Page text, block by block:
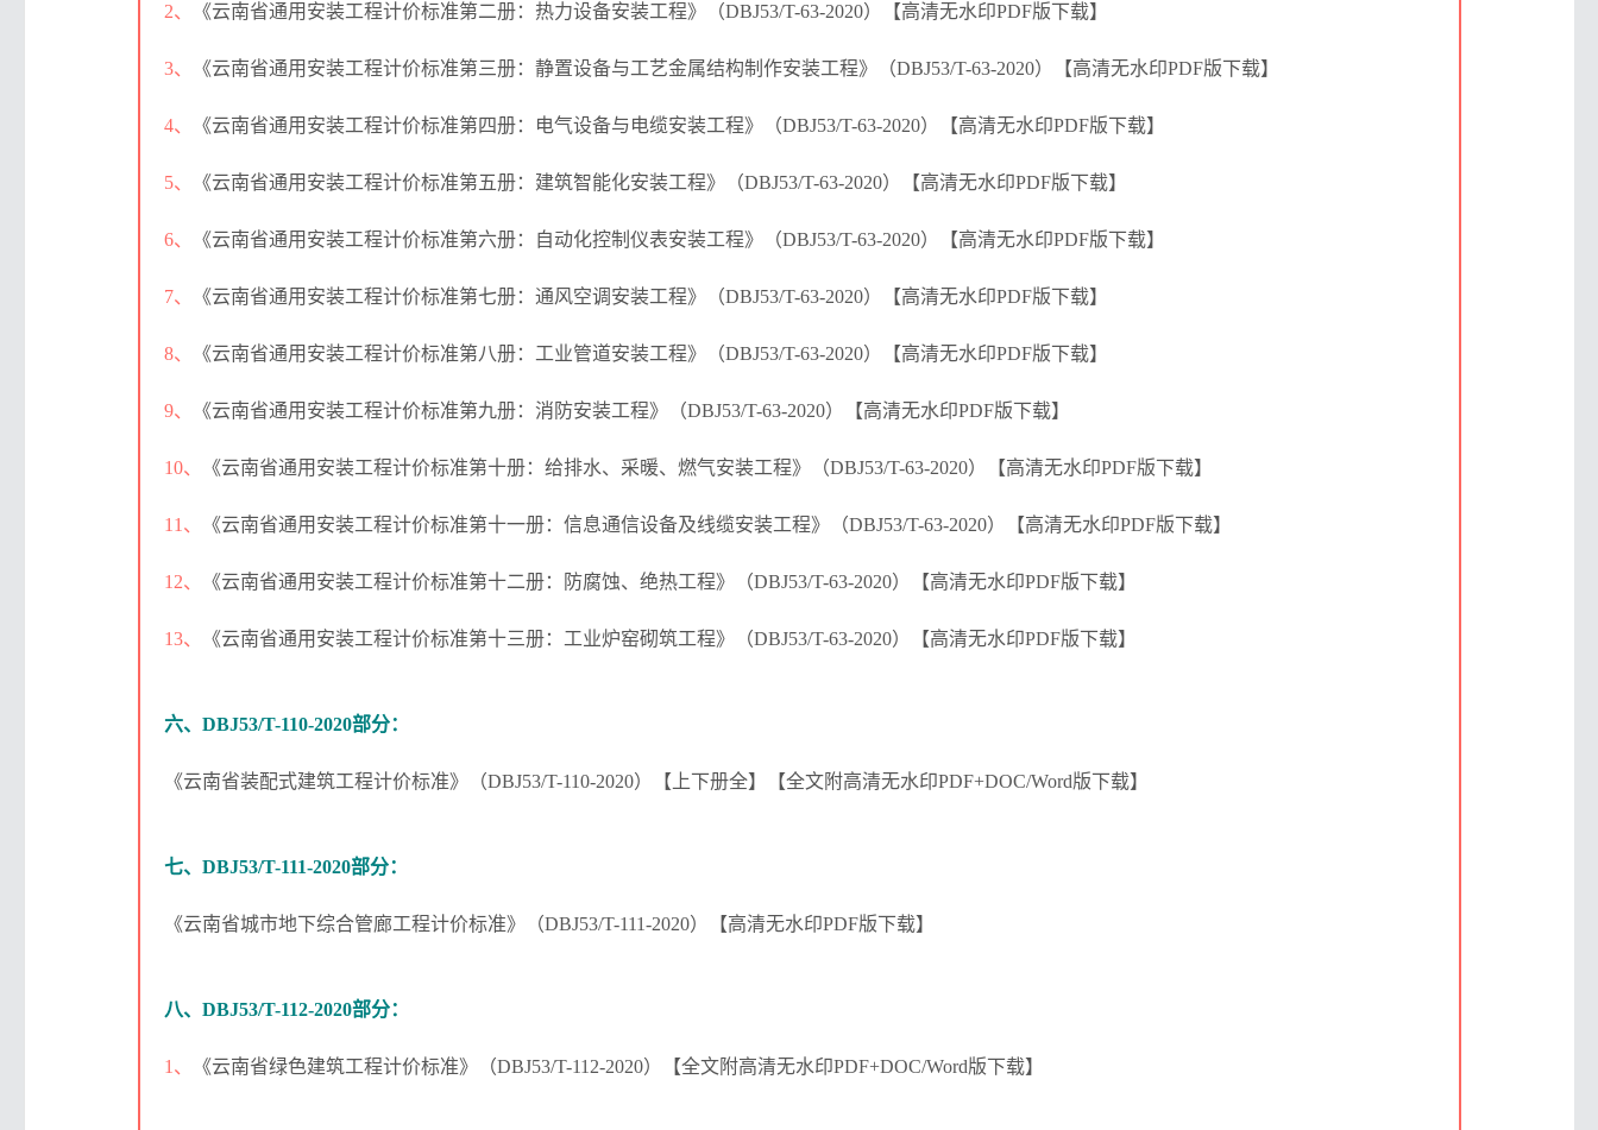
2、 《云南省通用安装工程计价标准第二册：热力设备安装工程》（DBJ53/T-63-2020）【高清无水印PDF版下载】
3、 《云南省通用安装工程计价标准第三册：静置设备与工艺金属结构制作安装工程》（DBJ53/T-63-2020）【高清无水印PDF版下载】
4、 《云南省通用安装工程计价标准第四册：电气设备与电缆安装工程》（DBJ53/T-63-2020）【高清无水印PDF版下载】
5、 《云南省通用安装工程计价标准第五册：建筑智能化安装工程》（DBJ53/T-63-2020）【高清无水印PDF版下载】
6、 《云南省通用安装工程计价标准第六册：自动化控制仪表安装工程》（DBJ53/T-63-2020）【高清无水印PDF版下载】
7、 《云南省通用安装工程计价标准第七册：通风空调安装工程》（DBJ53/T-63-2020）【高清无水印PDF版下载】
8、 《云南省通用安装工程计价标准第八册：工业管道安装工程》（DBJ53/T-63-2020）【高清无水印PDF版下载】
9、 《云南省通用安装工程计价标准第九册：消防安装工程》（DBJ53/T-63-2020）【高清无水印PDF版下载】
10、 《云南省通用安装工程计价标准第十册：给排水、采暖、燃气安装工程》（DBJ53/T-63-2020）【高清无水印PDF版下载】
11、 《云南省通用安装工程计价标准第十一册：信息通信设备及线缆安装工程》（DBJ53/T-63-2020）【高清无水印PDF版下载】
12、 《云南省通用安装工程计价标准第十二册：防腐蚀、绝热工程》（DBJ53/T-63-2020）【高清无水印PDF版下载】
13、 《云南省通用安装工程计价标准第十三册：工业炉窑砌筑工程》（DBJ53/T-63-2020）【高清无水印PDF版下载】
六、DBJ53/T-110-2020部分：
《云南省装配式建筑工程计价标准》（DBJ53/T-110-2020）【上下册全】【全文附高清无水印PDF+DOC/Word版下载】
七、DBJ53/T-111-2020部分：
《云南省城市地下综合管廊工程计价标准》（DBJ53/T-111-2020）【高清无水印PDF版下载】
八、DBJ53/T-112-2020部分：
1、 《云南省绿色建筑工程计价标准》（DBJ53/T-112-2020）【全文附高清无水印PDF+DOC/Word版下载】